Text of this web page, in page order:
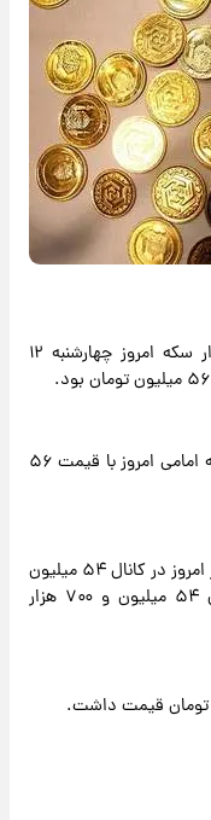
به گزارش پارسینه به نقل از خبرآنلاین، بازار سکه امروز چهارشنبه ۱۲
طبق اعلام سایت اتحادیه طلا و جواهر، سکه امامی امروز با قیمت ۵۶
قیمت هر قطعه سکه‌بهار آزادی طرح قدیم نیز امروز در کانال ۵۴ میلیون
تومان قرار گرفت. هر قطعه سکه بهارآزادی ۵۴ میلیون و ۷۰۰ هزار